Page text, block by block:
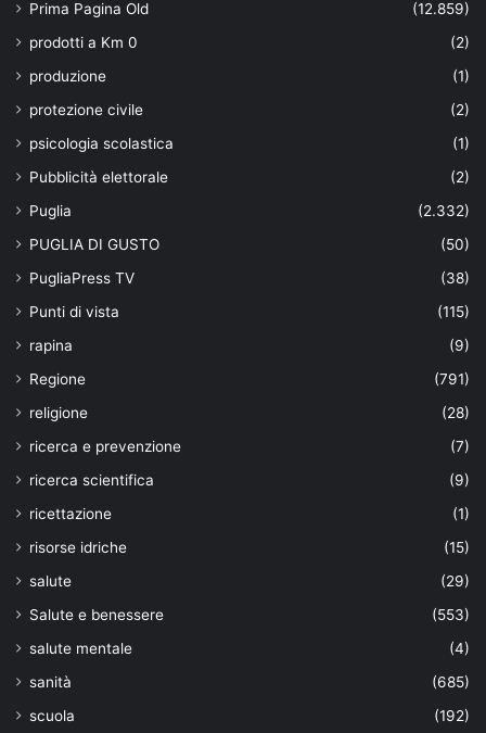
Prima Pagina Old
(12.859)
prodotti a Km 0
(2)
produzione
(1)
protezione civile
(2)
psicologia scolastica
(1)
Pubblicità elettorale
(2)
Puglia
(2.332)
PUGLIA DI GUSTO
(50)
PugliaPress TV
(38)
Punti di vista
(115)
rapina
(9)
Regione
(791)
religione
(28)
ricerca e prevenzione
(7)
ricerca scientifica
(9)
ricettazione
(1)
risorse idriche
(15)
salute
(29)
Salute e benessere
(553)
salute mentale
(4)
sanità
(685)
scuola
(192)